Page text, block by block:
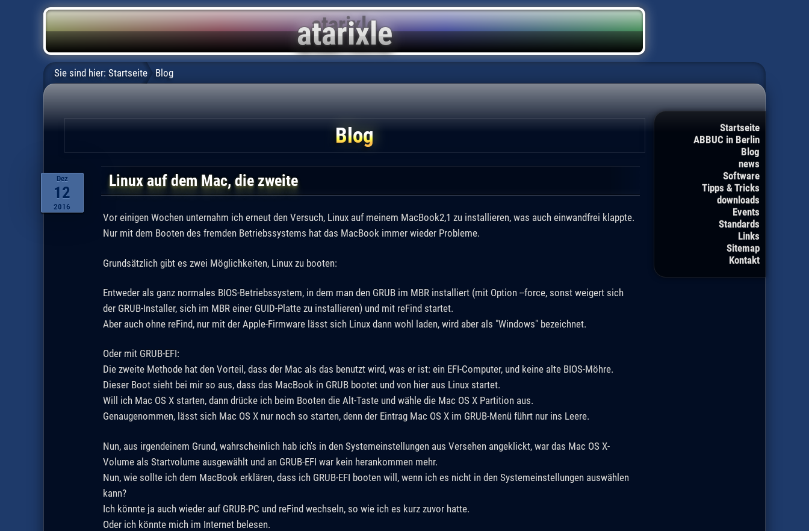
Startseite
ABBUC in Berlin
Blog
news
Software
Tipps & Tricks
downloads
Events
Standards
Links
Sitemap
Kontakt
Sie sind hier: Startseite Blog
Blog
Dez
12
2016
Linux auf dem Mac, die zweite
Vor einigen Wochen unternahm ich erneut den Versuch, Linux auf meinem MacBook2,1 zu installieren, was auch einwandfrei klappte.
Nur mit dem Booten des fremden Betriebssystems hat das MacBook immer wieder Probleme.
Grundsätzlich gibt es zwei Möglichkeiten, Linux zu booten:
Entweder als ganz normales BIOS-Betriebssystem, in dem man den GRUB im MBR installiert (mit Option --force, sonst weigert sich
der GRUB-Installer, sich im MBR einer GUID-Platte zu installieren) und mit reFind startet.
Aber auch ohne reFind, nur mit der Apple-Firmware lässt sich Linux dann wohl laden, wird aber als "Windows" bezeichnet.
Oder mit GRUB-EFI:
Die zweite Methode hat den Vorteil, dass der Mac als das benutzt wird, was er ist: ein EFI-Computer, und keine alte BIOS-Möhre.
Dieser Boot sieht bei mir so aus, dass das MacBook in GRUB bootet und von hier aus Linux startet.
Will ich Mac OS X starten, dann drücke ich beim Booten die Alt-Taste und wähle die Mac OS X Partition aus.
Genaugenommen, lässt sich Mac OS X nur noch so starten, denn der Eintrag Mac OS X im GRUB-Menü führt nur ins Leere.
Nun, aus irgendeinem Grund, wahrscheinlich hab ich's in den Systemeinstellungen aus Versehen angeklickt, war das Mac OS X-
Volume als Startvolume ausgewählt und an GRUB-EFI war kein herankommen mehr.
Nun, wie sollte ich dem MacBook erklären, dass ich GRUB-EFI booten will, wenn ich es nicht in den Systemeinstellungen auswählen
kann?
Ich könnte ja auch wieder auf GRUB-PC und reFind wechseln, so wie ich es kurz zuvor hatte.
Oder ich könnte mich im Internet belesen.